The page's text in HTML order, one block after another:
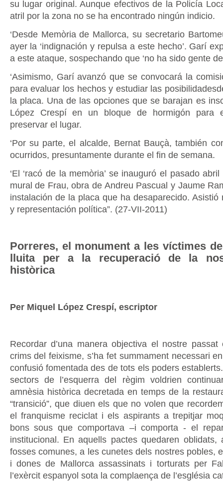
su lugar original. Aunque efectivos de la Policía
atril por la zona no se ha encontrado ningún indicio.
‘Desde Memòria de Mallorca, su secretario
ayer la ‘indignación y repulsa a este hecho’. Garí
a este ataque, sospechando que ‘no ha sido gente
‘Asimismo, Garí avanzó que se convocará la
para evaluar los hechos y estudiar las
la placa. Una de las opciones que se barajan es
López Crespí en un bloque de hormigón para
preservar el lugar.
‘Por su parte, el alcalde, Bernat Bauçà, también
ocurridos, presuntamente durante el fin de semana.
‘El ‘racó de la memòria’ se inauguró el pasado
mural de Frau, obra de Andreu Pascual y Jaume
instalación de la placa que ha desaparecido. Asistió
y representación política”. (27-VII-2011)
Porreres, el monument a les víctimes
lluita per a la recuperació de la
històrica
Per Miquel López Crespí, escriptor
Recordar d’una manera objectiva el nostre
crims del feixisme, s’ha fet summament necessari
confusió fomentada des de tots els poders
sectors de l’esquerra del règim voldrien
amnèsia històrica decretada en temps de la
“transició”, que diuen els que no volen que
el franquisme reciclat i els aspirants a trepitjar
bons sous que comportava –i comporta - el
institucional. En aquells pactes quedaren oblidats,
fosses comunes, a les cunetes dels nostres pobles,
i dones de Mallorca assassinats i torturats per
l’exèrcit espanyol sota la complaença de l’església